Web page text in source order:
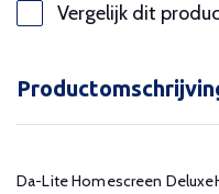
Vergelijk dit
Da-Lite Homescreen